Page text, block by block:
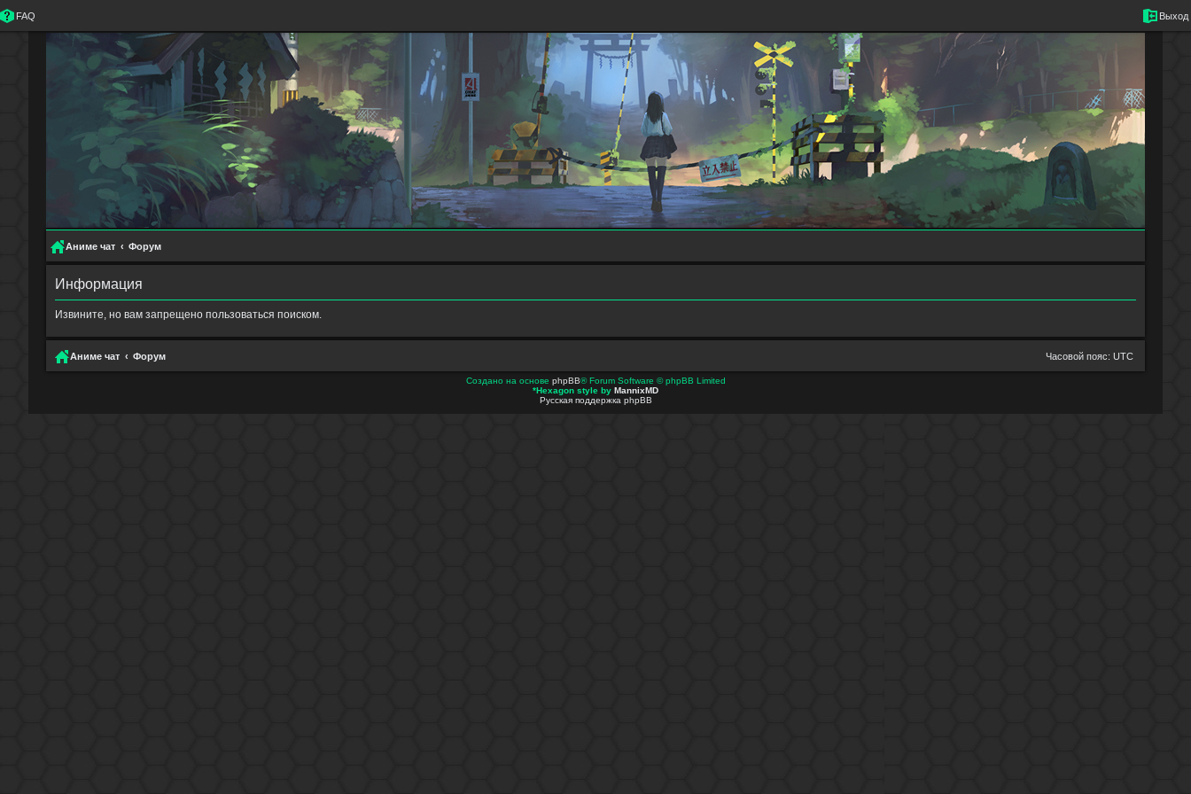
FAQ Выход
Аниме чат Форум
Информация
Извините, но вам запрещено пользоваться поиском.
Аниме чат Форум Часовой пояс: UTC
Создано на основе phpBB® Forum Software © phpBB Limited
*Hexagon style by MannixMD
Русская поддержка phpBB